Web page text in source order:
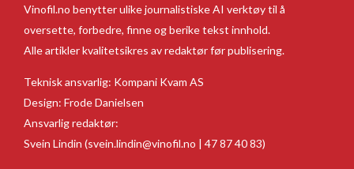
Vinofil.no benytter ulike journalistiske AI verktøy til å
oversette, forbedre, finne og berike tekst innhold.
Alle artikler kvalitetsikres av redaktør før publisering.
Teknisk ansvarlig: Kompani Kvam AS
Design: Frode Danielsen
Ansvarlig redaktør:
Svein Lindin (svein.lindin@vinofil.no | 47 87 40 83)